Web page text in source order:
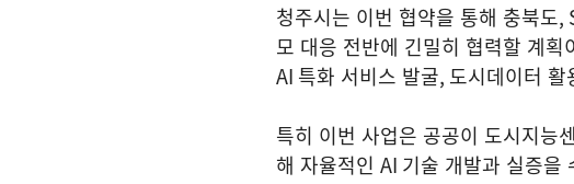
청주시는 이번 협약을 통해 충북도,
모 대응 전반에 긴밀히 협력할 계획
AI 특화 서비스 발굴, 도시데이터 활
특히 이번 사업은 공공이 도시지능
해 자율적인 AI 기술 개발과 실증을